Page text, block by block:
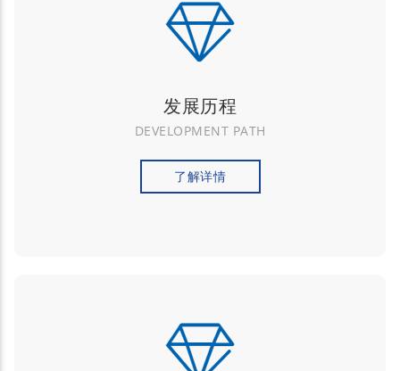
发展历程
DEVELOPMENT PATH
了解详情